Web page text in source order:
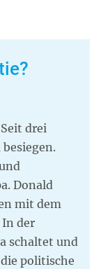
drei
Donald
mit dem
der
schaltet und
politische